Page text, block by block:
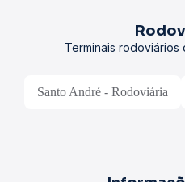
Terminais rodoviários
Santo André - Rodoviária